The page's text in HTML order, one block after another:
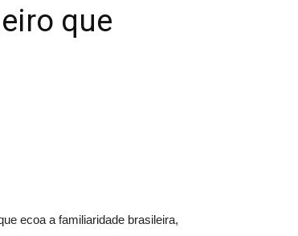
que
ecoa a familiaridade brasileira,